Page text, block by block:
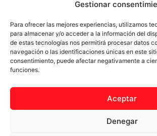
Gestionar
Para ofrecer las mejores experiencias, utilizamos
para almacenar y/o acceder a la información del
de estas tecnologías nos permitirá procesar datos
navegación o las identificaciones únicas en este
consentimiento, puede afectar negativamente a
funciones.
Aceptar
Denegar
Desarrollado porTOOOLS
Aviso LegalPolítica de CookiesPolítica
Declaración de